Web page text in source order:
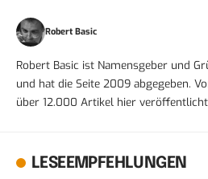
Robert Basic
Robert Basic ist Namensgeber und
und hat die Seite 2009 abgegeben.
über 12.000 Artikel hier
LESEEMPFEHLUNGEN